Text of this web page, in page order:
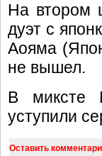
На втором
дуэт с
Аояма
не вышел.
В миксте
уступили
Оставить